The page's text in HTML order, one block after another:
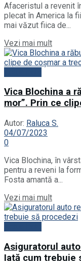
Afaceristul a revenit
plecat în America la
mai văzut fiica de...
Vezi mai mult
Vica Blochina a
mor”. Prin ce
Autor: Raluca S.
04/07/2023
0
Vica Blochina, în
pentru a reveni la
Fosta amantă a...
Vezi mai mult
Asiguratorul
Iată cum trebuie